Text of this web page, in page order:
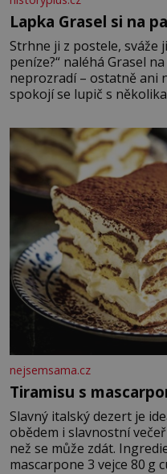
Lapka Grasel si na
Strhne ji z postele, sváže
peníze?“ naléhá Grasel
neprozradí – ostatně ani
spokojí se lupič s
krutý. Jeho činy budí
nejsemsama.cz
Tiramisu s
Slavný italský dezert je
obědem i slavnostní
než se může zdát.
mascarpone 3 vejce 80 g cukru 200 g cukrářských